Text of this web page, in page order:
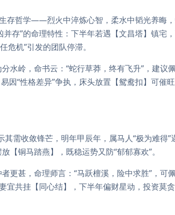
存哲学——烈火中淬炼心智，柔水中韬光养晦
存”的命理特性：下半年若遇【文昌塔】镇宅
危机”引发的团队停滞。
水岭，命书云：“蛇行草莽，终有飞升”，建议
因“性格差异”争执，床头放置【鸳鸯扣】可催
其需收敛锋芒，明年甲辰年，属马人“极为难得”
【铜马踏燕】，既稳运势又防“郁郁寡欢”。
更甚，命理师言：“马跃檀溪，险中求胜”，可
宜共挂【同心结】，下半年偏财星动，投资莫